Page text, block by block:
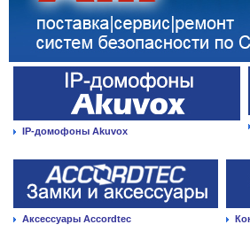
IP-домофоны Akuvox
Аксессуары Accordtec